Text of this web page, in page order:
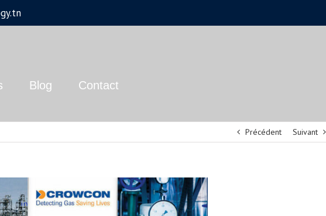
Blog Contact
Précédent Suivant